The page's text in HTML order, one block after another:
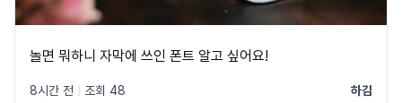
놀면 뭐하니 자막에 쓰인 폰트 알고 싶어요!
8시간 전 조회 48 하김